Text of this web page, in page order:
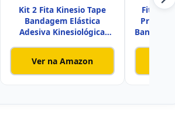
Kit 2 Fita Kinesio Tape
Bandagem Elástica
Adesiva Kinesiológica
Ver na Amazon
Fita